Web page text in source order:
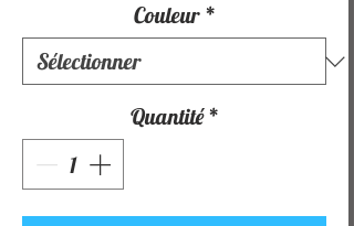
Couleur *
Quantité *